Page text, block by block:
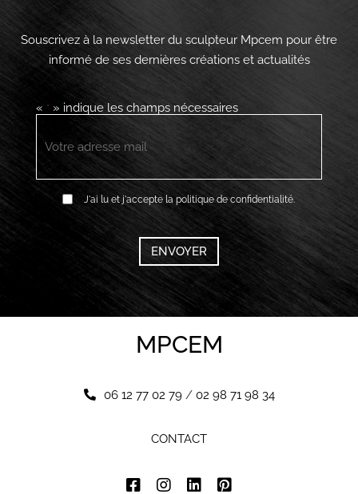
Souscrivez à la newsletter du sculpteur Mpcem pour être
informé de ses dernières créations et actualités
« *» indique les champs nécessaires
E-
RGPD J'ai lu et j'accepte la politique de confidentialité.
CAPTCHA
MPCEM
06 12 77 02 79/ 02 98 71 98 34
CONTACT